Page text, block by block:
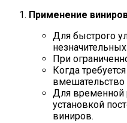
Применение
Для быстрого
При
Когда
вмешательство
Для временной
установкой
виниров.